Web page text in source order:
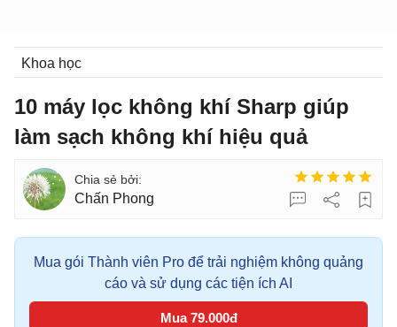
Khoa học
10 máy lọc không khí Sharp giúp
làm sạch không khí hiệu quả
Chấn Phong
Mua gói Thành viên Pro để trải nghiệm không quảng
cáo và sử dụng các tiện ích AI
Mua 79.000đ